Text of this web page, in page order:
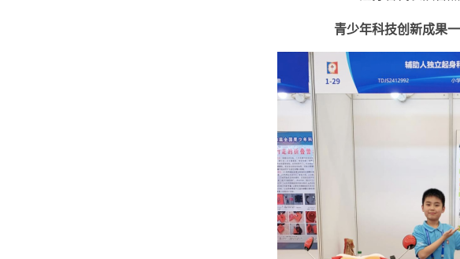
青少年科技创新成果